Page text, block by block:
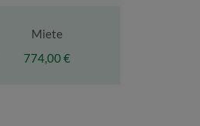
Miete
774,00 €